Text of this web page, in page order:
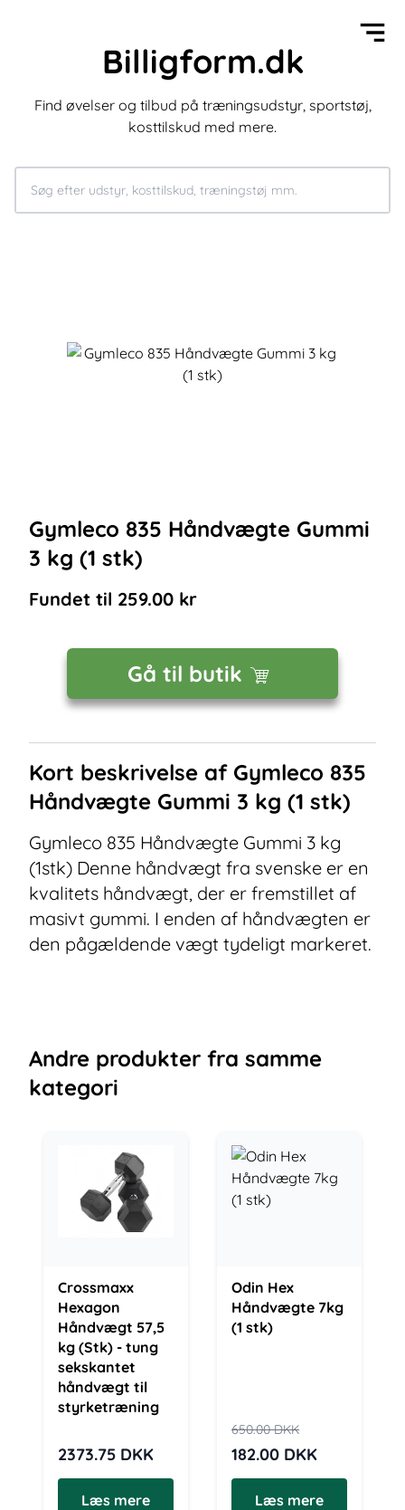
Billigform.dk
Find øvelser og tilbud på træningsudstyr, sportstøj,
kosttilskud med mere.
Gymleco 835 Håndvægte Gummi
3 kg (1 stk)
Fundet til 259.00 kr
Gå til butik
Kort beskrivelse af Gymleco 835
Håndvægte Gummi 3 kg (1 stk)
Gymleco 835 Håndvægte Gummi 3 kg
(1stk) Denne håndvægt fra svenske er en
kvalitets håndvægt, der er fremstillet af
masivt gummi. I enden af håndvægten er
den pågældende vægt tydeligt markeret.
Andre produkter fra samme
kategori
Crossmaxx
Hexagon
Håndvægt 57,5
kg (Stk) - tung
sekskantet
håndvægt til
styrketræning
2373.75 DKK
Læs mere
Odin Hex
Håndvægte 7kg
(1 stk)
650.00DKK
182.00 DKK
Læs mere